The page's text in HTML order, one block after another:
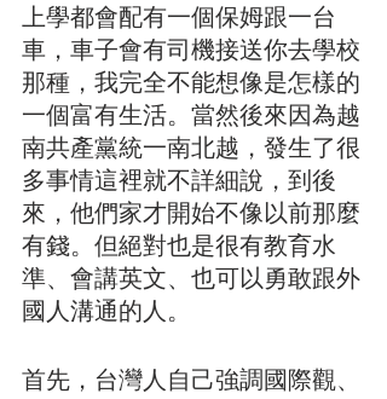
上學都會配有一個保姆跟一台
車，車子會有司機接送你去學校
那種，我完全不能想像是怎樣的
一個富有生活。當然後來因為越
南共產黨統一南北越，發生了很
多事情這裡就不詳細說，到後
來，他們家才開始不像以前那麼
有錢。但絕對也是很有教育水
準、會講英文、也可以勇敢跟外
國人溝通的人。
首先，台灣人自己強調國際觀、